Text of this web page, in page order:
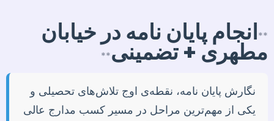
**انجام پایان نامه در خیابان
مطهری + تضمینی**
نگارش پایان نامه، نقطه‌ی اوج تلاش‌های تحصیلی و
یکی از مهم‌ترین مراحل در مسیر کسب مدارج عالی